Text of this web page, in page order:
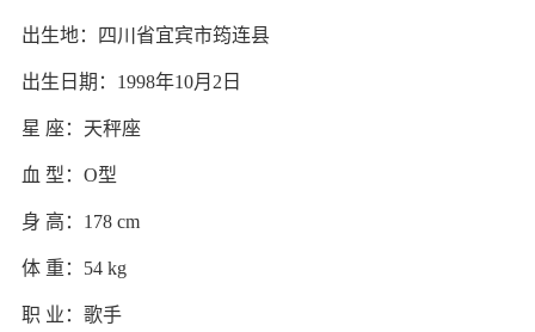
出生地：四川省宜宾市筠连县
出生日期：1998年10月2日
星 座：天秤座
血 型：O型
身 高：178 cm
体 重：54 kg
职 业：歌手